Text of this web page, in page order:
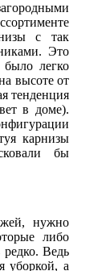
с так
Это
легко
высоте от
тенденция
в доме).
карнизы
бы
нужно
либо
редко. Ведь
уборкой, а